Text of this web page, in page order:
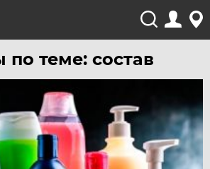
теме: состав